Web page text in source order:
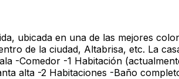
ubicada en una de las mejores
de la ciudad, Altabrisa, etc. La
-Comedor -1 Habitación
alta -2 Habitaciones -Baño